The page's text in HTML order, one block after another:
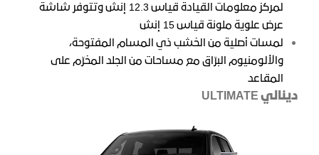
لمركز معلومات القيادة قياس 12.3 إنش وتتوفر شاشة
عرض علوية ملونة قياس 15 إنش
لمسات أصلية من الخشب ذي المسام المفتوحة،
والألومنيوم البرّاق مع مساحات من الجلد المخرّم على
المقاعد
دينالي ULTIMATE